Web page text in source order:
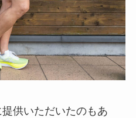
供いただいたのもあ